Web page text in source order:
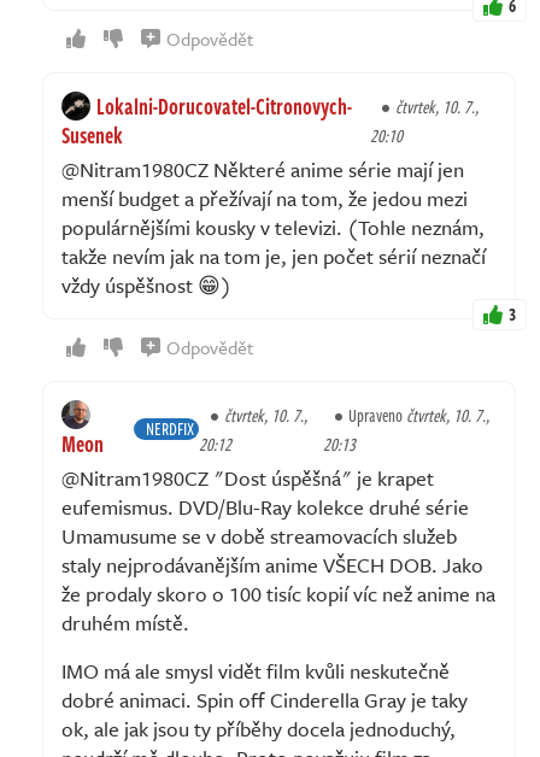
6
Odpovědět
Lokalni-Dorucovatel-Citronovych-
Susenek
čtvrtek, 10. 7.,
20:10
@Nitram1980CZ Některé anime série mají jen
menší budget a přežívají na tom, že jedou mezi
populárnějšími kousky v televizi. (Tohle neznám,
takže nevím jak na tom je, jen počet sérií neznačí
vždy úspěšnost 😁)
3
Odpovědět
Meon NERDFIX
čtvrtek, 10. 7.,
20:12
Upravenočtvrtek, 10. 7.,
20:13
@Nitram1980CZ "Dost úspěšná" je krapet
eufemismus. DVD/Blu-Ray kolekce druhé série
Umamusume se v době streamovacích služeb
staly nejprodávanějším anime VŠECH DOB. Jako
že prodaly skoro o 100 tisíc kopií víc než anime na
druhém místě.
IMO má ale smysl vidět film kvůli neskutečně
dobré animaci. Spin off Cinderella Gray je taky
ok, ale jak jsou ty příběhy docela jednoduchý,